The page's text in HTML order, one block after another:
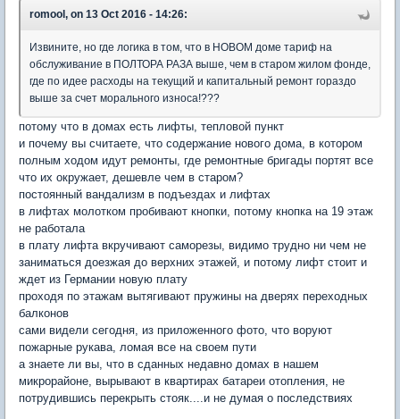
romool, on 13 Oct 2016 - 14:26:
Извините, но где логика в том, что в НОВОМ доме тариф на
обслуживание в ПОЛТОРА РАЗА выше, чем в старом жилом фонде,
где по идее расходы на текущий и капитальный ремонт гораздо
выше за счет морального износа!???
потому что в домах есть лифты, тепловой пункт
и почему вы считаете, что содержание нового дома, в котором
полным ходом идут ремонты, где ремонтные бригады портят все
что их окружает, дешевле чем в старом?
постоянный вандализм в подъездах и лифтах
в лифтах молотком пробивают кнопки, потому кнопка на 19 этаж
не работала
в плату лифта вкручивают саморезы, видимо трудно ни чем не
заниматься доезжая до верхних этажей, и потому лифт стоит и
ждет из Германии новую плату
проходя по этажам вытягивают пружины на дверях переходных
балконов
сами видели сегодня, из приложенного фото, что воруют
пожарные рукава, ломая все на своем пути
а знаете ли вы, что в сданных недавно домах в нашем
микрорайоне, вырывают в квартирах батареи отопления, не
потрудившись перекрыть стояк....и не думая о последствиях